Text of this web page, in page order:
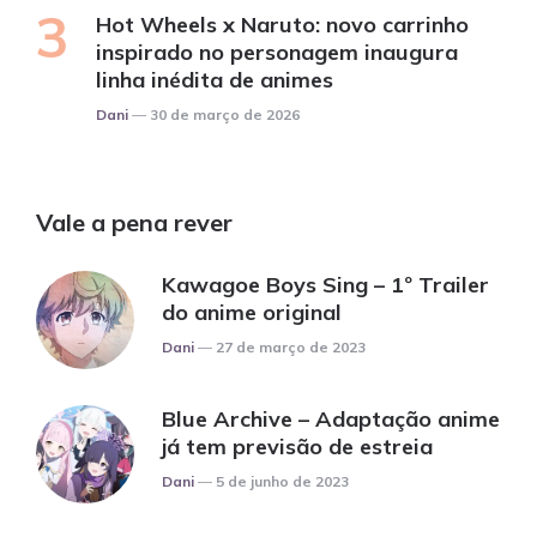
Hot Wheels x Naruto: novo carrinho
inspirado no personagem inaugura
linha inédita de animes
Posted
Dani 30 de março de 2026
Vale a pena rever
Kawagoe Boys Sing – 1º Trailer
do anime original
Posted
Dani 27 de março de 2023
Blue Archive – Adaptação anime
já tem previsão de estreia
Posted
Dani 5 de junho de 2023